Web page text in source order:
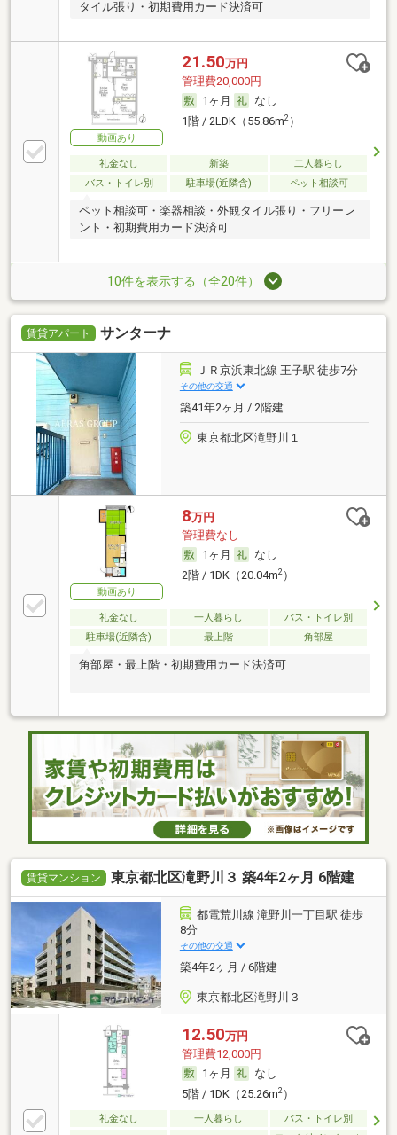
タイル張り・初期費用カード決済可
動画あり
21.50万円
管理費20,000円
1ヶ月
なし
1階 / 2LDK（55.86m2）
礼金なし 新築
二人暮らし
バス・トイレ別
駐車場(近隣含) ペット相談可
ペット相談可・楽器相談・外観タイル張り・フリーレ
ント・初期費用カード決済可
10件を表示する（全20件）
賃貸アパート サンターナ
ＪＲ京浜東北線 王子駅 徒歩7分
その他の交通
築41年2ヶ月 / 2階建
東京都北区滝野川１
動画あり
8万円
管理費なし
1ヶ月
なし
2階 / 1DK（20.04m2）
礼金なし 一人暮らし
バス・トイレ別
駐車場(近隣含)
最上階 角部屋
角部屋・最上階・初期費用カード決済可
賃貸マンション 東京都北区滝野川３ 築4年2ヶ月 6階建
都電荒川線 滝野川一丁目駅 徒歩
8分
その他の交通
築4年2ヶ月 / 6階建
東京都北区滝野川３
12.50万円
管理費12,000円
1ヶ月
なし
5階 / 1DK（25.26m2）
礼金なし 一人暮らし
バス・トイレ別